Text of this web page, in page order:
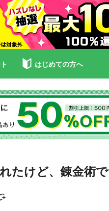
はじめての方へ
たけど、錬金術で